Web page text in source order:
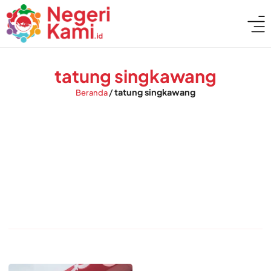
tatung singkawang
Beranda/tatung singkawang